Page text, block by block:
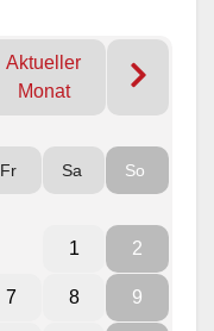
Aktueller
Monat
Fr Sa So
1 2
7 8 9